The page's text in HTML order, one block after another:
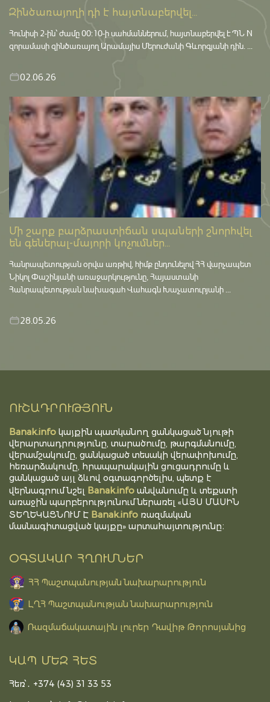
Զինծառայողի դի է հայտնաբերվել...
Հունիսի 2-ին՝ ժամը 00:10-ի սահմաններում, հայտնաբերվել է ՊՆ N
զորամասի զինծառայող Արամայիս Մերուժանի Գևորգյանի դին. ...
02.06.26
Մի շարք բարձրաստիճան սպաների շնորհվել
են գեներալ-մայորի կոչումներ...
Հանրապետության օրվա առթիվ, հիմք ընդունելով ՀՀ վարչապետ
Նիկոլ Փաշինյանի առաջարկությունը, Հայաստանի
Հանրապետության նախագահ Վահագն Խաչատուրյանի ...
28.05.26
ՈՒՇԱԴՐՈՒԹՅՈՒՆ
Banak.info կայքին պատկանող ցանկացած նյութի
վերարտադրությունը, տարածումը, թարգմանումը,
վերամշակումը, ցանկացած տեսակի վերափոխումը,
հեռարձակումը, հրապարակային ցուցադրումը և
ցանկացած այլ ձևով օգտագործելիս, պետք է
վերնագրում նշել Banak.info անվանումը և տեքստի
առաջին պարբերությունում ներառել «ԱՅՍ ՄԱՍԻՆ
ՏԵՂԵԿԱՑՆՈՒՄ Է Banak.info ռազմական
մասնագիտացված կայքը» արտահայտությունը։
ՕԳՏԱԿԱՐ ՀՂՈՒՄՆԵՐ
ՀՀ Պաշտպանության նախարարություն
ԼՂՀ Պաշտպանության նախարարություն
Ռազմաճակատային լուրեր Դավիթ Թորոսյանից
ԿԱՊ ՄԵԶ ՀԵՏ
Հեռ՝․ +374 (43) 31 33 53